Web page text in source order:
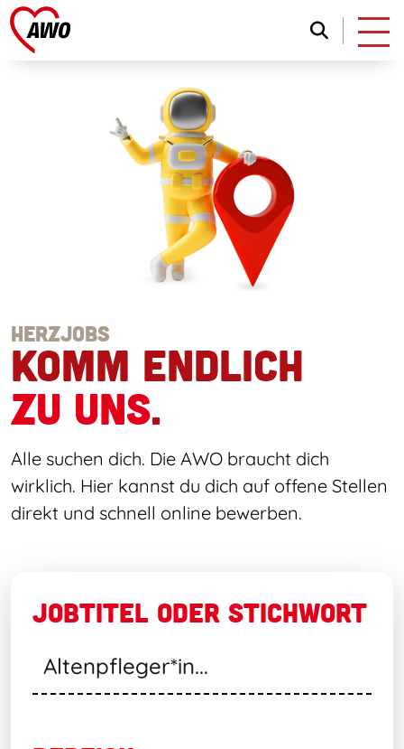
HERZJOBS
KOMM ENDLICH
ZU UNS.
Alle suchen dich. Die AWO braucht dich
wirklich. Hier kannst du dich auf offene Stellen
direkt und schnell online bewerben.
JOBTITEL ODER STICHWORT